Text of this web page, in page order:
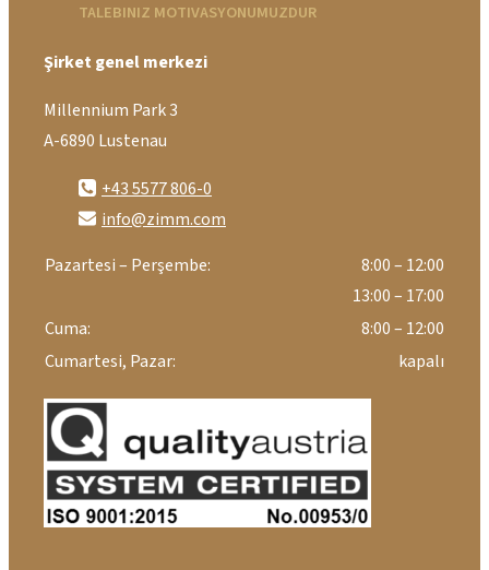
TALEBINIZ MOTIVASYONUMUZDUR
Şirket genel merkezi
Millennium Park 3
A-6890 Lustenau
+43 5577 806-0
info@zimm.com
Pazartesi – Perşembe:
8:00 – 12:00
13:00 – 17:00
Cuma:
8:00 – 12:00
Cumartesi, Pazar:
kapalı